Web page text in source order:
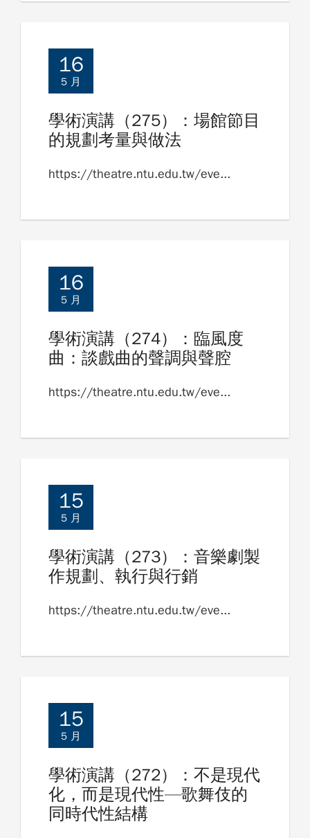
16
5 月
學術演講（275）：場館節目
的規劃考量與做法
https://theatre.ntu.edu.tw/eve...
16
5 月
學術演講（274）：臨風度
曲：談戲曲的聲調與聲腔
https://theatre.ntu.edu.tw/eve...
15
5 月
學術演講（273）：音樂劇製
作規劃、執行與行銷
https://theatre.ntu.edu.tw/eve...
15
5 月
學術演講（272）：不是現代
化，而是現代性—歌舞伎的
同時代性結構